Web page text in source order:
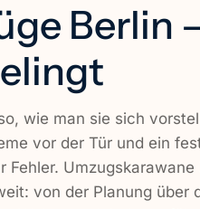
Berlin
wie man sie sich
vor der Tür und ein
Fehler.
von der Planung über